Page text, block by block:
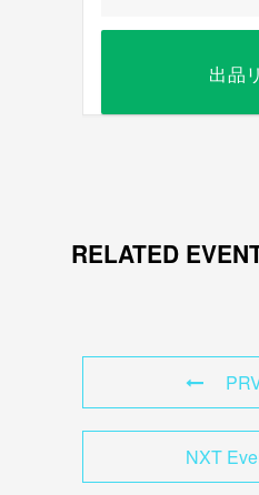
出品
RELATED
NXT